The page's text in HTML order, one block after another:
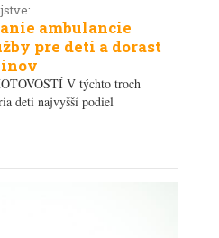
ambulancie
pre deti a dorast
V týchto troch
deti najvyšší podiel